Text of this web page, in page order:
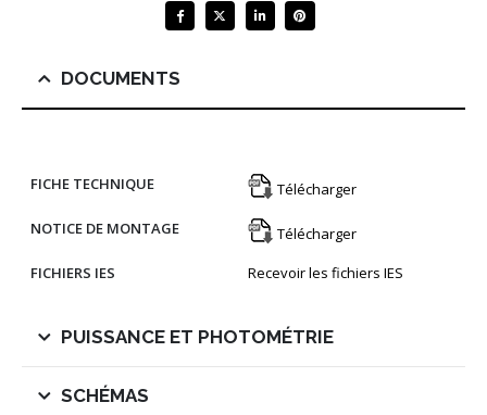
DOCUMENTS
FICHE TECHNIQUE
Télécharger
NOTICE DE MONTAGE
Télécharger
FICHIERS IES
Recevoir les fichiers IES
PUISSANCE ET PHOTOMÉTRIE
SCHÉMAS